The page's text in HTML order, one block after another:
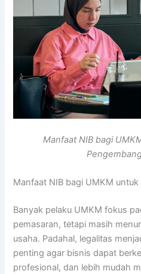
Manfaat NIB bagi
Manfaat NIB bagi UMKM
Banyak pelaku UMKM fokus
pemasaran, tetapi masih
usaha. Padahal, legalitas
penting agar bisnis dapat
profesional, dan lebih mudah